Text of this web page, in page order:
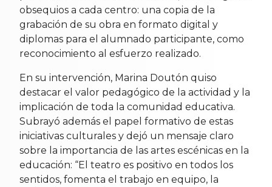
obsequios a cada centro: una copia de la
grabación de su obra en formato digital y
diplomas para el alumnado participante, como
reconocimiento al esfuerzo realizado.
En su intervención, Marina Doutón quiso
destacar el valor pedagógico de la actividad y la
implicación de toda la comunidad educativa.
Subrayó además el papel formativo de estas
iniciativas culturales y dejó un mensaje claro
sobre la importancia de las artes escénicas en la
educación: “El teatro es positivo en todos los
sentidos, fomenta el trabajo en equipo, la